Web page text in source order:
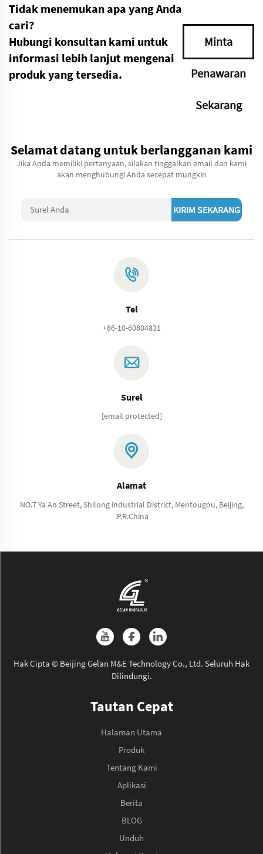
Tidak menemukan apa yang Anda
cari?
Hubungi konsultan kami untuk
informasi lebih lanjut mengenai
produk yang tersedia.
Minta
Penawaran
Sekarang
Selamat datang untuk berlangganan kami
Jika Anda memiliki pertanyaan, silakan tinggalkan email dan kami
akan menghubungi Anda secepat mungkin
KIRIM SEKARANG
Tel
+86-10-60804831
Surel
[email protected]
Alamat
NO.7 Ya An Street, Shilong industrial District, Mentougou, Beijing,
.P.R.China
Hak Cipta © Beijing Gelan M&E Technology Co., Ltd. Seluruh Hak
Dilindungi.
Tautan Cepat
Halaman Utama
Produk
Tentang Kami
Aplikasi
Berita
BLOG
Unduh